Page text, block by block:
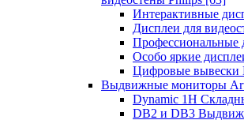
Интерактивные
Дисплеи для
Профессиональные
Особо яркие
Цифровые вывески
Выдвижные мониторы
Dynamic 1Н
DB2 и DB3